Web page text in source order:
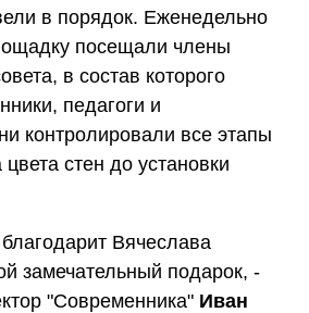
в порядок. Еженедельно
посещали члены
в состав которого
педагоги и
контролировали все этапы
стен до установки
Вячеслава
замечательный подарок, -
"Современника" Иван